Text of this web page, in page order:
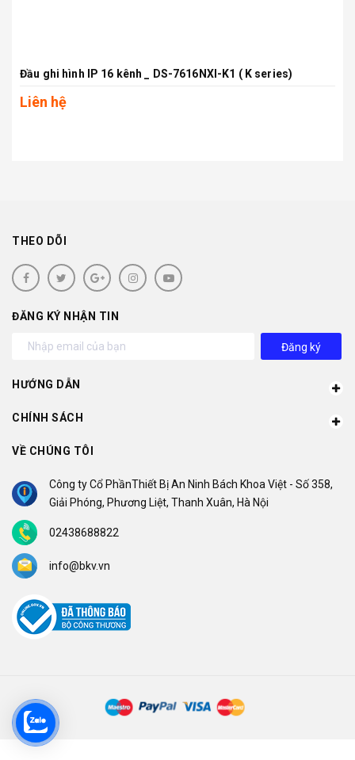
Đầu ghi hình IP 16 kênh _ DS-7616NXI-K1 ( K series)
Liên hệ
THEO DÕI
ĐĂNG KÝ NHẬN TIN
Đăng ký
HƯỚNG DẪN
CHÍNH SÁCH
VỀ CHÚNG TÔI
Công ty Cổ PhầnThiết Bị An Ninh Bách Khoa Việt - Số 358,
Giải Phóng, Phương Liệt, Thanh Xuân, Hà Nội
02438688822
info@bkv.vn